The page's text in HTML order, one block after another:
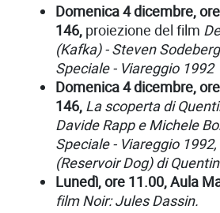
Domenica 4 dicembre,
146, proiezione del film
(Kafka) - Steven
Speciale - Viareggio 1992
Domenica 4 dicembre,
146, La scoperta di
Davide Rapp e Michele
Speciale - Viareggio
(Reservoir Dog) di
Lunedì, ore 11.00, Aula
film Noir: Jules Dassin.